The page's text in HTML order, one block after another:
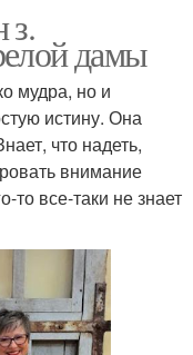
з.
дамы
мудра, но и
истину. Она
что надеть,
внимание
то все-таки не знает